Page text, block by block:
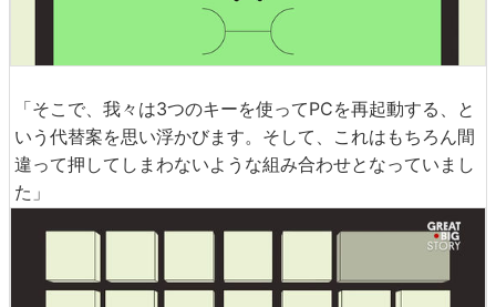
「そこで、我々は3つのキーを使ってPCを再起動する、と
いう代替案を思い浮かびます。そして、これはもちろん間
違って押してしまわないような組み合わせとなっていまし
た」